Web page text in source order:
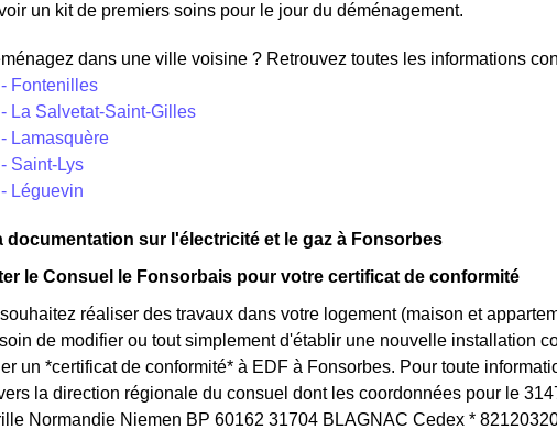
un kit de premiers soins pour le jour du déménagement.
dans une ville voisine ? Retrouvez toutes les informations
Fontenilles
- La Salvetat-Saint-Gilles
Lamasquère
Saint-Lys
Léguevin
documentation sur l'électricité et le gaz à Fonsorbes
le Consuel le Fonsorbais pour votre certificat de conformité
réaliser des travaux dans votre logement (maison et
de modifier ou tout simplement d'établir une nouvelle installation
un *certificat de conformité* à EDF à Fonsorbes. Pour toute
la direction régionale du consuel dont les coordonnées pour le
Normandie Niemen BP 60162 31704 BLAGNAC Cedex *